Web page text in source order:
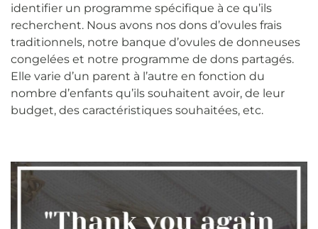
identifier un programme spécifique à ce qu’ils
recherchent. Nous avons nos dons d’ovules frais
traditionnels, notre banque d’ovules de donneuses
congelées et notre programme de dons partagés.
Elle varie d’un parent à l’autre en fonction du
nombre d’enfants qu’ils souhaitent avoir, de leur
budget, des caractéristiques souhaitées, etc.